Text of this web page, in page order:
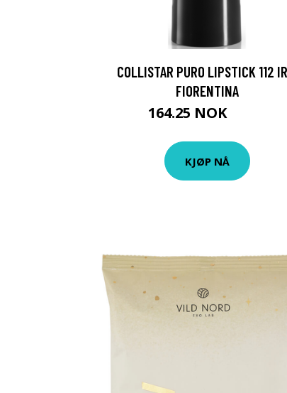
COLLISTAR PURO LIPSTICK 112
FIORENTINA
164.25 NOK
KJØP NÅ